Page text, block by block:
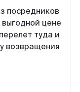
посредников
цене
туда и
возвращения